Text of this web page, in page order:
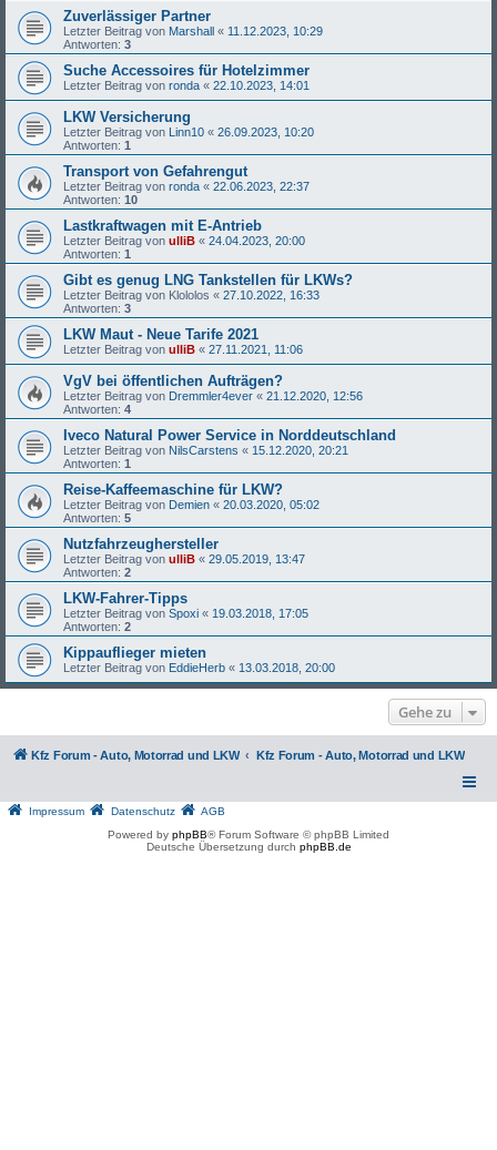
Zuverlässiger Partner
Letzter Beitrag von Marshall « 11.12.2023, 10:29
Antworten: 3
Suche Accessoires für Hotelzimmer
Letzter Beitrag von ronda « 22.10.2023, 14:01
LKW Versicherung
Letzter Beitrag von Linn10 « 26.09.2023, 10:20
Antworten: 1
Transport von Gefahrengut
Letzter Beitrag von ronda « 22.06.2023, 22:37
Antworten: 10
Lastkraftwagen mit E-Antrieb
Letzter Beitrag von ulliB « 24.04.2023, 20:00
Antworten: 1
Gibt es genug LNG Tankstellen für LKWs?
Letzter Beitrag von Klololos « 27.10.2022, 16:33
Antworten: 3
LKW Maut - Neue Tarife 2021
Letzter Beitrag von ulliB « 27.11.2021, 11:06
VgV bei öffentlichen Aufträgen?
Letzter Beitrag von Dremmler4ever « 21.12.2020, 12:56
Antworten: 4
Iveco Natural Power Service in Norddeutschland
Letzter Beitrag von NilsCarstens « 15.12.2020, 20:21
Antworten: 1
Reise-Kaffeemaschine für LKW?
Letzter Beitrag von Demien « 20.03.2020, 05:02
Antworten: 5
Nutzfahrzeughersteller
Letzter Beitrag von ulliB « 29.05.2019, 13:47
Antworten: 2
LKW-Fahrer-Tipps
Letzter Beitrag von Spoxi « 19.03.2018, 17:05
Antworten: 2
Kippauflieger mieten
Letzter Beitrag von EddieHerb « 13.03.2018, 20:00
Gehe zu
Kfz Forum - Auto, Motorrad und LKW Kfz Forum - Auto, Motorrad und LKW
Impressum Datenschutz
AGB
Powered by phpBB® Forum Software © phpBB Limited
Deutsche Übersetzung durch phpBB.de